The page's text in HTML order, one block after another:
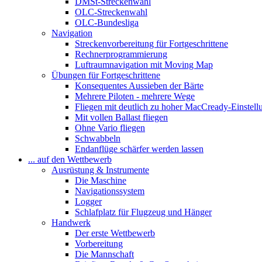
OLC-Streckenwahl
OLC-Bundesliga
Navigation
Streckenvorbereitung für Fortgeschrittene
Rechnerprogrammierung
Luftraumnavigation mit Moving Map
Übungen für Fortgeschrittene
Konsequentes Aussieben der Bärte
Mehrere Piloten - mehrere Wege
Fliegen mit deutlich zu hoher MacCready-
Mit vollen Ballast fliegen
Ohne Vario fliegen
Schwabbeln
Endanflüge schärfer werden lassen
... auf den Wettbewerb
Ausrüstung & Instrumente
Die Maschine
Navigationssystem
Logger
Schlafplatz für Flugzeug und Hänger
Handwerk
Der erste Wettbewerb
Vorbereitung
Die Mannschaft